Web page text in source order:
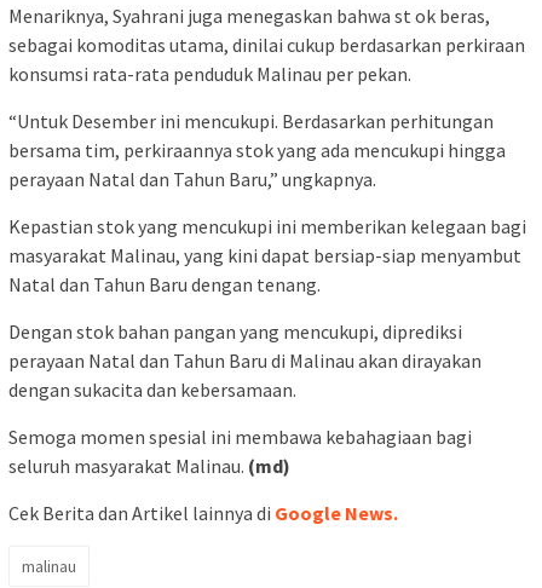
Menariknya, Syahrani juga menegaskan bahwa st ok beras,
sebagai komoditas utama, dinilai cukup berdasarkan perkiraan
konsumsi rata-rata penduduk Malinau per pekan.
“Untuk Desember ini mencukupi. Berdasarkan perhitungan
bersama tim, perkiraannya stok yang ada mencukupi hingga
perayaan Natal dan Tahun Baru,” ungkapnya.
Kepastian stok yang mencukupi ini memberikan kelegaan bagi
masyarakat Malinau, yang kini dapat bersiap-siap menyambut
Natal dan Tahun Baru dengan tenang.
Dengan stok bahan pangan yang mencukupi, diprediksi
perayaan Natal dan Tahun Baru di Malinau akan dirayakan
dengan sukacita dan kebersamaan.
Semoga momen spesial ini membawa kebahagiaan bagi
seluruh masyarakat Malinau. (md)
Cek Berita dan Artikel lainnya di Google News.
malinau